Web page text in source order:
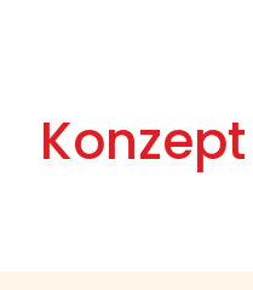
Konzept